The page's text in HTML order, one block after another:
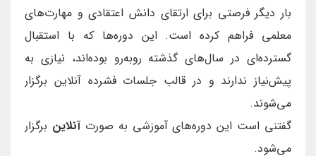
بار دیگر فرصتی برای ارتقای دانش اعتقادی و مهارت‌های
معلمی فراهم کرده است. این دوره‌ها که با استقبال
گسترده‌ای در سال‌های گذشته روبه‌رو بوده‌اند، نیازی به
پیش‌نیاز ندارند و در قالب جلسات فشرده آنلاین برگزار
می‌شوند.
گفتنی است این دوره‌های آموزشی به صورتآنلاین برگزار
می‌شود.